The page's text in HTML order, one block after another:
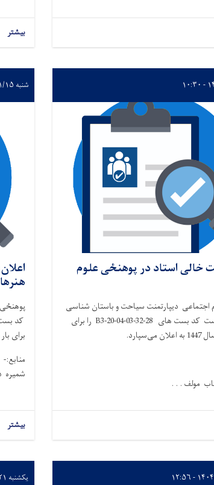
بیشتر
خالی استاد در پوهنځی علوم
اجتماعی دیپارتمنت سیاحت و باستان شناسی
تعداد یک بست کد بست های 28-32-B3-20-04-03 را برای
مولف . . .
شنبه ۱۴۰۵/۱/۱۵ - ۹:۵۷
هنرها
برای بار سوم
منابع:-
شمیره
بیشتر
یکشنبه ۱۴۰۴/۱۰/۲۱ - ۱۲:۵۶